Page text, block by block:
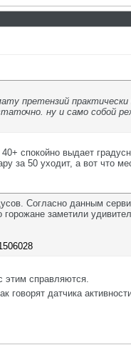
претензий
ну и само собой
спокойно выдает
за 50 уходит, а вот что
Согласно данным
заметили
этим справляются.
говорят датчика